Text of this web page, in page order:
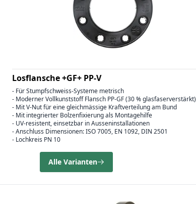
Losflansche +GF+ PP-V
- Für Stumpfschweiss-Systeme metrisch
- Moderner Vollkunststoff Flansch PP-GF (30 % glasfaserverstärkt)
- Mit V-Nut für eine gleichmässige Kraftverteilung am Bund
- Mit integrierter Bolzenfixierung als Montagehilfe
- UV-resistent, einsetzbar in Ausseninstallationen
- Anschluss Dimensionen: ISO 7005, EN 1092, DIN 2501
- Lochkreis PN 10
Alle Varianten